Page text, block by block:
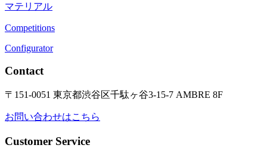
マテリアル
Competitions
Configurator
Contact
〒151-0051 東京都渋谷区千駄ヶ谷3-15-7 AMBRE 8F
お問い合わせはこちら
Customer Service